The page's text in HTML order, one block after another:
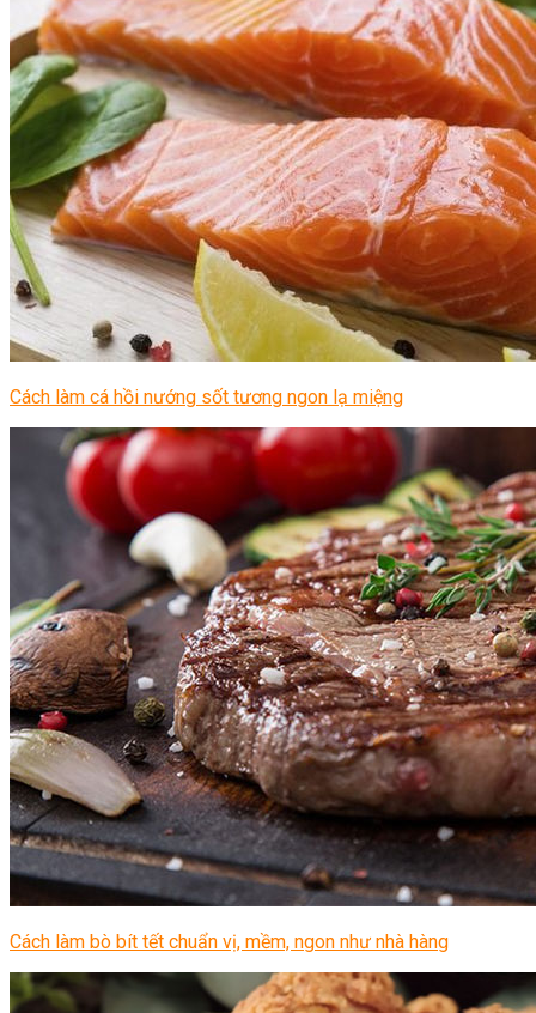
Cách làm cá hồi nướng sốt tương ngon lạ miệng
Cách làm bò bít tết chuẩn vị, mềm, ngon như nhà hàng